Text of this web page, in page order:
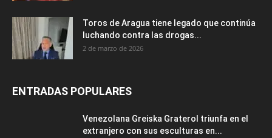
Toros de Aragua tiene legado que continúa
luchando contra las drogas...
2 de marzo de 2026
ENTRADAS POPULARES
Venezolana Greiska Graterol triunfa en el
extranjero con sus esculturas en...